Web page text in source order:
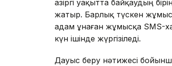
Қазіргі уақытта байқаудың
жатыр. Барлық түскен
адам ұнаған жұмысқа SMS-
күн ішінде жүргізіледі.
Дауыс беру нәтижесі